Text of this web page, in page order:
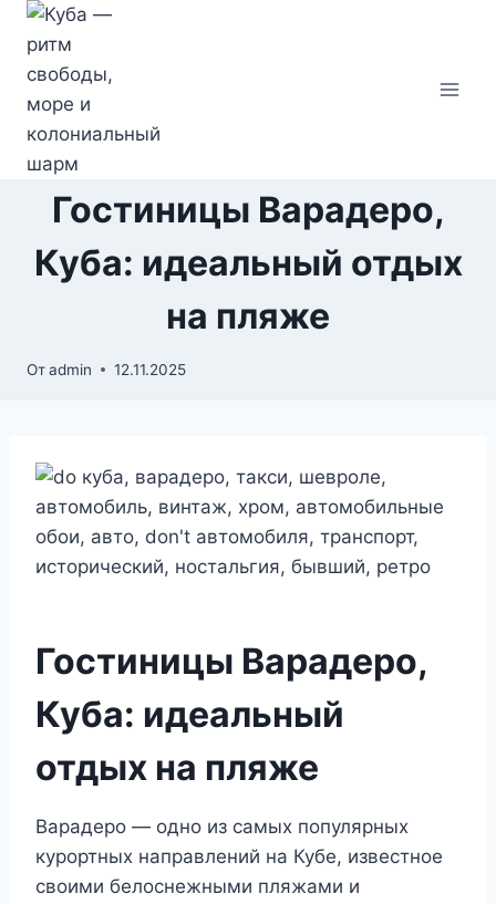
Перейти
содержимому
Гостиницы Варадеро,
Куба: идеальный отдых
на пляже
Отadmin 12.11.2025
Гостиницы Варадеро,
Куба: идеальный
отдых на пляже
Варадеро — одно из самых популярных
курортных направлений на Кубе, известное
своими белоснежными пляжами и